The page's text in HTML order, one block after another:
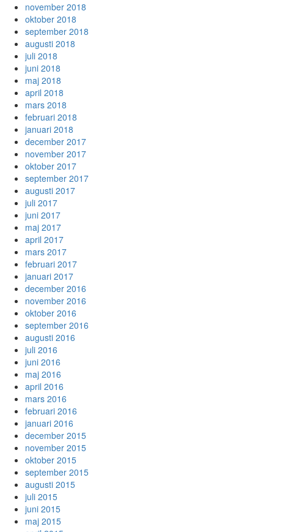
november 2018
oktober 2018
september 2018
augusti 2018
juli 2018
juni 2018
maj 2018
april 2018
mars 2018
februari 2018
januari 2018
december 2017
november 2017
oktober 2017
september 2017
augusti 2017
juli 2017
juni 2017
maj 2017
april 2017
mars 2017
februari 2017
januari 2017
december 2016
november 2016
oktober 2016
september 2016
augusti 2016
juli 2016
juni 2016
maj 2016
april 2016
mars 2016
februari 2016
januari 2016
december 2015
november 2015
oktober 2015
september 2015
augusti 2015
juli 2015
juni 2015
maj 2015